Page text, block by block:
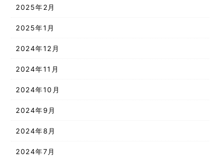
2025年2月
2025年1月
2024年12月
2024年11月
2024年10月
2024年9月
2024年8月
2024年7月